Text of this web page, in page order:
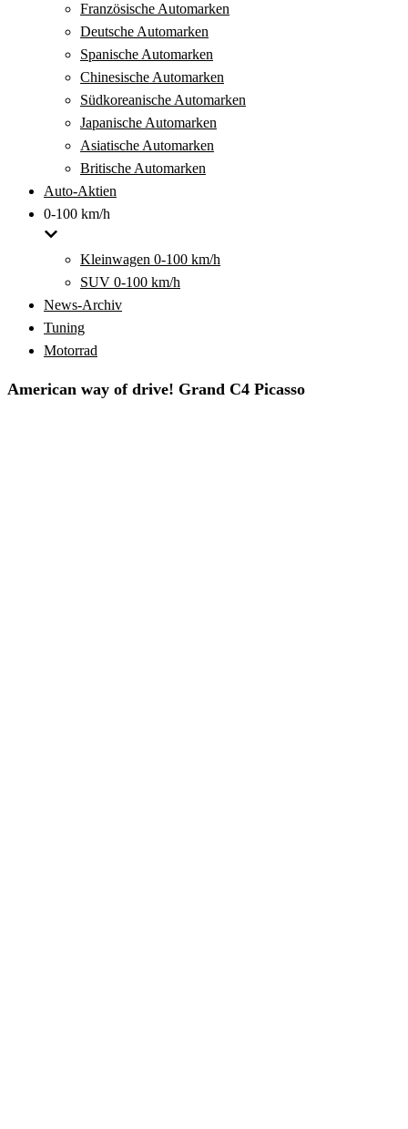
Französische Automarken
Deutsche Automarken
Spanische Automarken
Chinesische Automarken
Südkoreanische Automarken
Japanische Automarken
Asiatische Automarken
Britische Automarken
Auto-Aktien
0-100 km/h
Kleinwagen 0-100 km/h
SUV 0-100 km/h
News-Archiv
Tuning
Motorrad
American way of drive! Grand C4 Picasso